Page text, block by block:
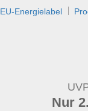
EU-Energielabel
Nur